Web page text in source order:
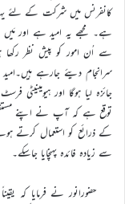
کانفرنس میں شرکت کے لئے
ہے۔ مجھے یہ امید ہے اور
سے اُن امور کو پیش نظر رکھا
سرانجام دیئے جارہے
جائزہ لیا ہوگا اور ہیومینیٹی
توقع ہے کہ آپ نے اپنے
کے ذرائع کو استعمال کرتے
سے زیادہ فائدہ پہنچایا جاسکے۔
حضورانور نے فرمایا کہ